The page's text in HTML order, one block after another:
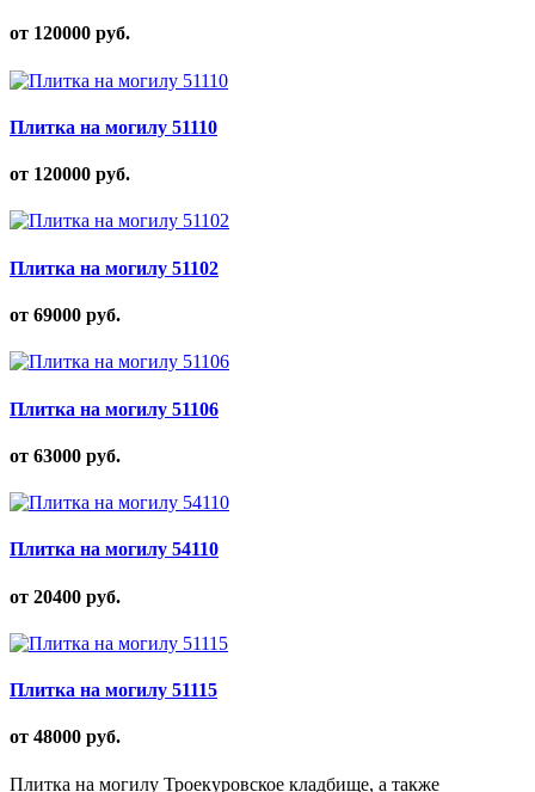
от 120000 руб.
Плитка на могилу 51110
от 120000 руб.
Плитка на могилу 51102
от 69000 руб.
Плитка на могилу 51106
от 63000 руб.
Плитка на могилу 54110
от 20400 руб.
Плитка на могилу 51115
от 48000 руб.
Плитка на могилу Троекуровское кладбище, а также